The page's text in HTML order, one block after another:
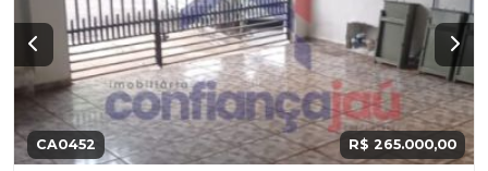
CA0452 R$ 265.000,00